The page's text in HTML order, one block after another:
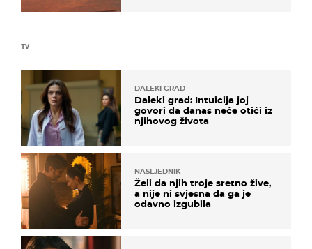
TV
DALEKI GRAD
Daleki grad: Intuicija joj
govori da danas neće otići iz
njihovog života
NASLJEDNIK
Želi da njih troje sretno žive,
a nije ni svjesna da ga je
odavno izgubila